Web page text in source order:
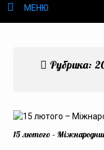
МЕНЮ
Громадське
Рубрика:
15 лютого –